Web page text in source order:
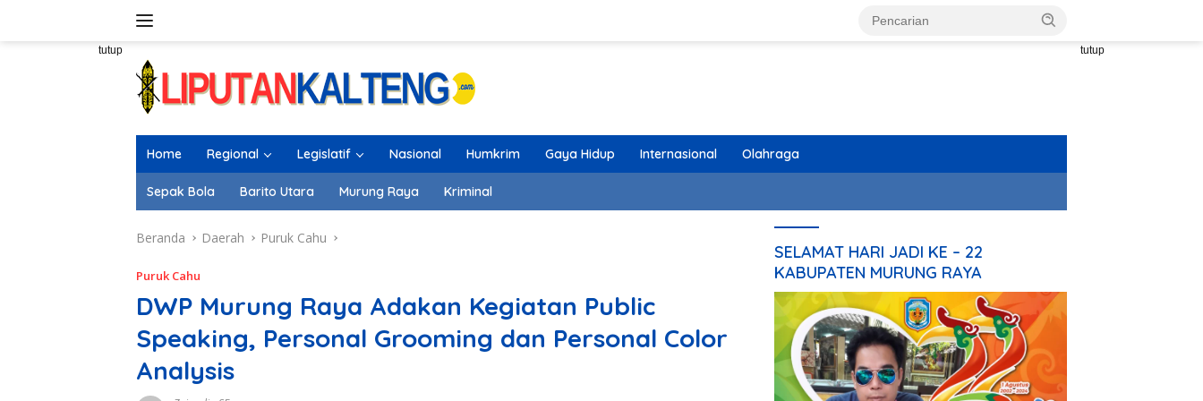
tutup tutup
Home Regional Legislatif Nasional Humkrim Gaya Hidup Internasional Olahraga
Sepak Bola Barito Utara Murung Raya Kriminal
Beranda Daerah Puruk Cahu
Puruk Cahu
DWP Murung Raya Adakan Kegiatan Public
Speaking, Personal Grooming dan Personal Color
Analysis
SELAMAT HARI JADI KE – 22
KABUPATEN MURUNG RAYA